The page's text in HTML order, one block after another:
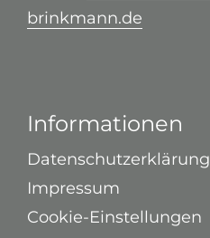
brinkmann.de
Informationen
Datenschutzerklärung
Impressum
Cookie-Einstellungen